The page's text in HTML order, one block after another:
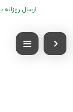
ارسال روزانه